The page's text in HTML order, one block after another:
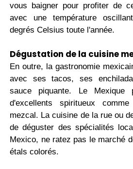
vous baigner pour profiter de
avec une température
degrés Celsius toute l'année.
Dégustation de la cuisine
En outre, la gastronomie
avec ses tacos, ses
sauce piquante. Le Mexique
d'excellents spiritueux
mezcal. La cuisine de la rue ou
de déguster des spécialités
Mexico, ne ratez pas le marché
étals colorés.